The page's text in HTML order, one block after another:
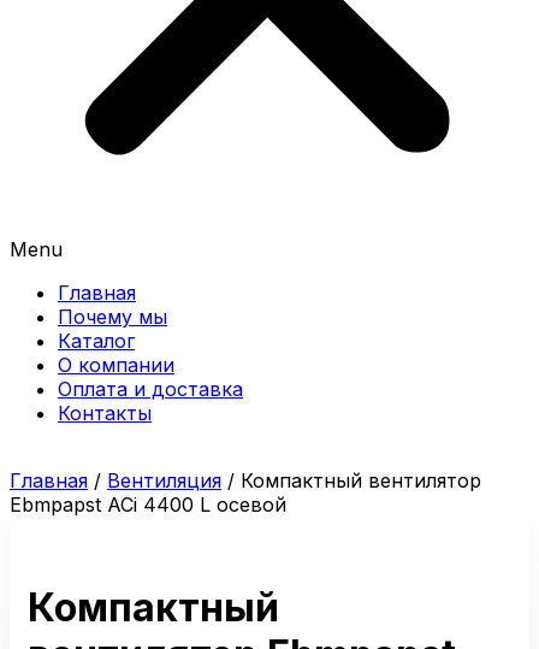
Menu
Главная
Почему мы
Каталог
О компании
Оплата и доставка
Контакты
Главная / Вентиляция / Компактный вентилятор
Ebmpapst ACi 4400 L осевой
Компактный